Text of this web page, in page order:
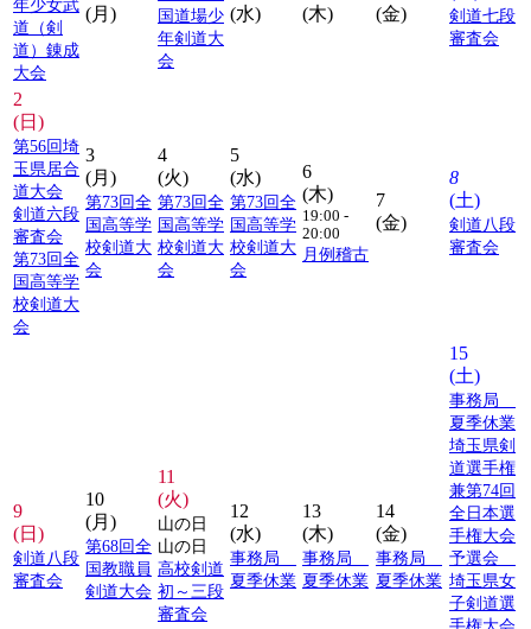
年少女武
道（剣
道）錬成
大会
(月)
国道場少
年剣道大
会
(水)
(木)
(金)
剣道七段
審査会
2
(日)
第56回埼
玉県居合
道大会
剣道六段
審査会
第73回全
国高等学
校剣道大
会
3
(月)
第73回全
国高等学
校剣道大
会
4
(火)
第73回全
国高等学
校剣道大
会
5
(水)
第73回全
国高等学
校剣道大
会
6
(木)
19:00 -
20:00
月例稽古
7
(金)
8
(土)
剣道八段
審査会
9
(日)
剣道八段
審査会
10
(月)
第68回全
国教職員
剣道大会
11
(火)
山の日
山の日
高校剣道
初～三段
審査会
12
(水)
事務局
夏季休業
13
(木)
事務局
夏季休業
14
(金)
事務局
夏季休業
15
(土)
事務局
夏季休業
埼玉県剣
道選手権
兼第74回
全日本選
手権大会
予選会
埼玉県女
子剣道選